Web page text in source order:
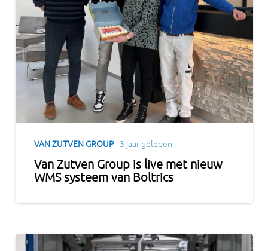
VAN ZUTVEN GROUP 3 jaar geleden
Van Zutven Group is live met nieuw
WMS systeem van Boltrics